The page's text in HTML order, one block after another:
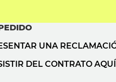
UNA
DEL CONTRATO AQUÍ